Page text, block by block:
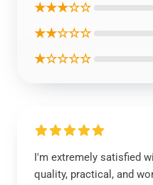
★★★☆☆
★★☆☆☆
★☆☆☆☆
I'm extremely satisfied
quality, practical, and